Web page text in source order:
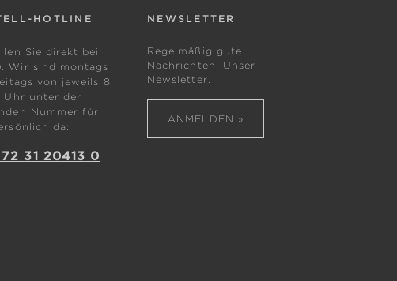
HOTLINE
Sie direkt bei
Wir sind montags
von jeweils 8
Uhr unter der
Nummer für
da:
31 20413 0
NEWSLETTER
Regelmäßig gute
Nachrichten: Unser
Newsletter.
ANMELDEN »